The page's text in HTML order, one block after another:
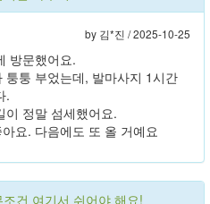
by 김*진 /2025-10-25
방문했어요.
퉁 부었는데, 발마사지 1시간
.
이 정말 섬세했어요.
요. 다음에도 또 올 거예요
건 여기서 쉬어야 해요!